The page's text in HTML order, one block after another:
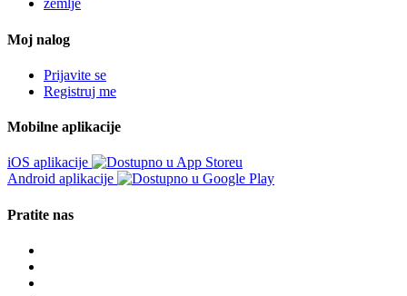
zemlje
Moj nalog
Prijavite se
Registruj me
Mobilne aplikacije
iOS aplikacije
Android aplikacije
Pratite nas